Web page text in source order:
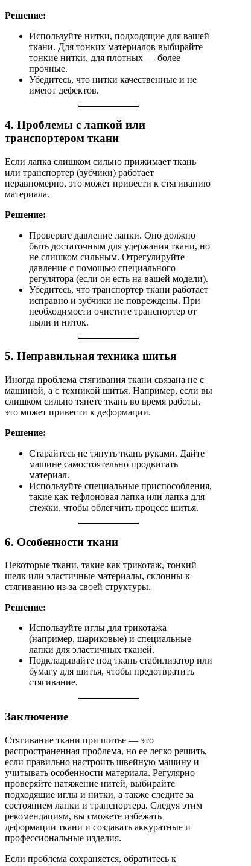
Решение:
Используйте нитки, подходящие для вашей
ткани. Для тонких материалов выбирайте
тонкие нитки, для плотных — более
прочные.
Убедитесь, что нитки качественные и не
имеют дефектов.
4. Проблемы с лапкой или
транспортером ткани
Если лапка слишком сильно прижимает ткань
или транспортер (зубчики) работает
неравномерно, это может привести к стягиванию
материала.
Решение:
Проверьте давление лапки. Оно должно
быть достаточным для удержания ткани, но
не слишком сильным. Отрегулируйте
давление с помощью специального
регулятора (если он есть на вашей модели).
Убедитесь, что транспортер ткани работает
исправно и зубчики не повреждены. При
необходимости очистите транспортер от
пыли и ниток.
5. Неправильная техника шитья
Иногда проблема стягивания ткани связана не с
машиной, а с техникой шитья. Например, если вы
слишком сильно тянете ткань во время работы,
это может привести к деформации.
Решение:
Старайтесь не тянуть ткань руками. Дайте
машине самостоятельно продвигать
материал.
Используйте специальные приспособления,
такие как тефлоновая лапка или лапка для
стежки, чтобы облегчить процесс шитья.
6. Особенности ткани
Некоторые ткани, такие как трикотаж, тонкий
шелк или эластичные материалы, склонны к
стягиванию из-за своей структуры.
Решение:
Используйте иглы для трикотажа
(например, шариковые) и специальные
лапки для эластичных тканей.
Подкладывайте под ткань стабилизатор или
бумагу для шитья, чтобы предотвратить
стягивание.
Заключение
Стягивание ткани при шитье — это
распространенная проблема, но ее легко решить,
если правильно настроить швейную машину и
учитывать особенности материала. Регулярно
проверяйте натяжение нитей, выбирайте
подходящие иглы и нитки, а также следите за
состоянием лапки и транспортера. Следуя этим
рекомендациям, вы сможете избежать
деформации ткани и создавать аккуратные и
профессиональные изделия.
Если проблема сохраняется, обратитесь к